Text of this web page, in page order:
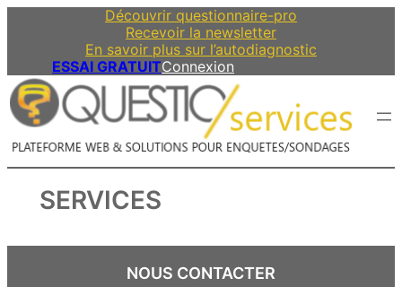
Découvrir questionnaire-pro
Recevoir la newsletter
En savoir plus sur l’autodiagnostic
ESSAI GRATUITConnexion
SERVICES
NOUS CONTACTER